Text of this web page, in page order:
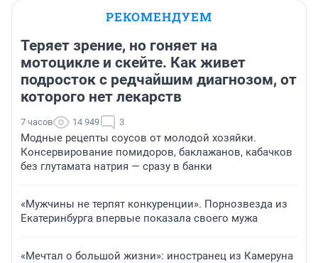
РЕКОМЕНДУЕМ
Теряет зрение, но гоняет на
мотоцикле и скейте. Как живет
подросток с редчайшим диагнозом, от
которого нет лекарств
7 часов 14 949 3
Модные рецепты соусов от молодой хозяйки.
Консервирование помидоров, баклажанов, кабачков
без глутамата натрия — сразу в банки
«Мужчины не терпят конкуренции». Порнозвезда из
Екатеринбурга впервые показала своего мужа
«Мечтал о большой жизни»: иностранец из Камеруна